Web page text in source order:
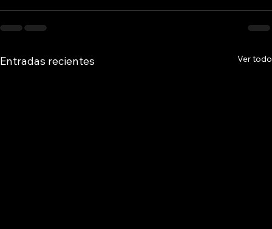
Entradas recientes Ver todo